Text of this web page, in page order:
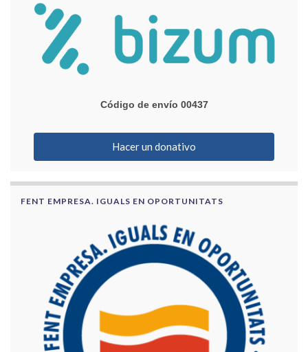
Código de envío 00437
Hacer un donativo
FENT EMPRESA. IGUALS EN OPORTUNITATS